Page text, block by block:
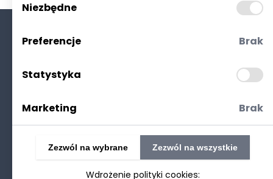
Polityka prywatności
Niezbędne
Preferencje Brak
Statystyka
Marketing Brak
Wdrożenie polityki cookies:
Zezwól na wybrane Zezwól na wszystkie